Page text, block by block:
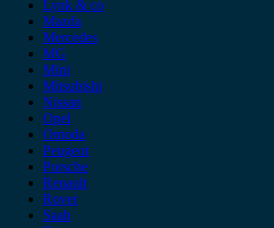
Lynk & co
Mazda
Mercedes
MG
Mini
Mitsubishi
Nissan
Opel
Omoda
Peugeot
Porsche
Renault
Rover
Saab